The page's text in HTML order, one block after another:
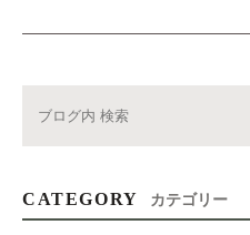
CATEGORY カテゴリー